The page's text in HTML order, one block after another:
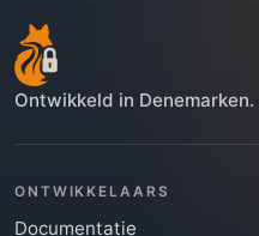
Ontwikkeld in Denemarken.
ONTWIKKELAARS
Documentatie